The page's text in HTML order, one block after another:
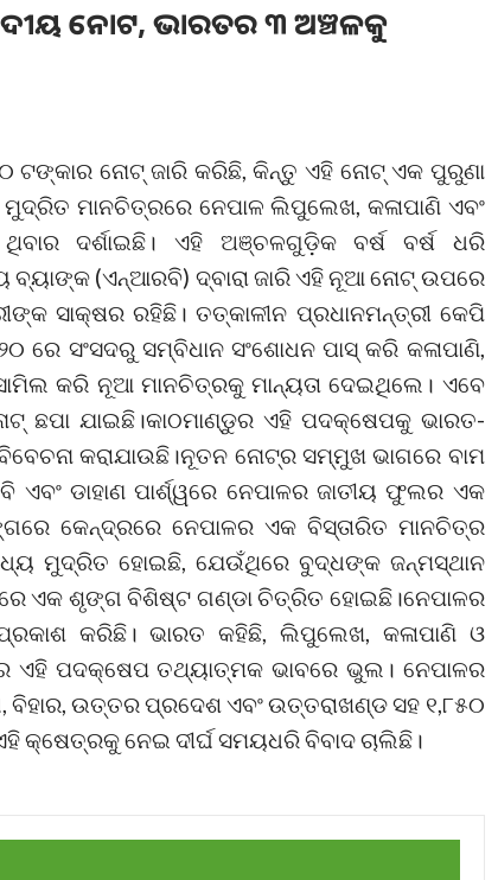
ନୋଟ, ଭାରତର ୩ ଅଞ୍ଚଳକୁ
ଟଙ୍କାର ନୋଟ୍ ଜାରି କରିଛି, କିନ୍ତୁ ଏହି ନୋଟ୍ ଏକ ପୁରୁଣା
ମାନଚିତ୍ରରେ ନେପାଳ ଲିପୁଲେଖ, କଳାପାଣି ଏବଂ
ଦର୍ଶାଇଛି। ଏହି ଅଞ୍ଚଳଗୁଡ଼ିକ ବର୍ଷ ବର୍ଷ ଧରି
ବ୍ୟାଙ୍କ (ଏନ୍ଆରବି) ଦ୍ବାରା ଜାରି ଏହି ନୂଆ ନୋଟ୍ ଉପରେ
ସାକ୍ଷର ରହିଛି। ତତ୍କାଳୀନ ପ୍ରଧାନମନ୍ତ୍ରୀ କେପି
ରେ ସଂସଦରୁ ସମ୍ବିଧାନ ସଂଶୋଧନ ପାସ୍ କରି କଳାପାଣି,
କରି ନୂଆ ମାନଚିତ୍ରକୁ ମାନ୍ୟତା ଦେଇଥିଲେ। ଏବେ
ଛପା ଯାଇଛି।କାଠମାଣ୍ଡୁର ଏହି ପଦକ୍ଷେପକୁ ଭାରତ-
କରାଯାଉଛି।ନୂତନ ନୋଟ୍‌ର ସମ୍ମୁଖ ଭାଗରେ ବାମ
ଡାହାଣ ପାର୍ଶ୍ୱରେ ନେପାଳର ଜାତୀୟ ଫୁଲର ଏକ
କେନ୍ଦ୍ରରେ ନେପାଳର ଏକ ବିସ୍ତାରିତ ମାନଚିତ୍ର
ମୁଦ୍ରିତ ହୋଇଛି, ଯେଉଁଥିରେ ବୁଦ୍ଧଙ୍କ ଜନ୍ମସ୍ଥାନ
ଏକ ଶୃଙ୍ଗ ବିଶିଷ୍ଟ ଗଣ୍ଡା ଚିତ୍ରିତ ହୋଇଛି।ନେପାଳର
କରିଛି। ଭାରତ କହିଛି, ଲିପୁଲେଖ, କଳାପାଣି ଓ
ପଦକ୍ଷେପ ତଥ୍ୟାତ୍ମକ ଭାବରେ ଭୁଲ। ନେପାଳର
ବିହାର, ଉତ୍ତର ପ୍ରଦେଶ ଏବଂ ଉତ୍ତରାଖଣ୍ଡ ସହ ୧,୮୫୦
ନେଇ ଦୀର୍ଘ ସମୟଧରି ବିବାଦ ଚାଲିଛି।